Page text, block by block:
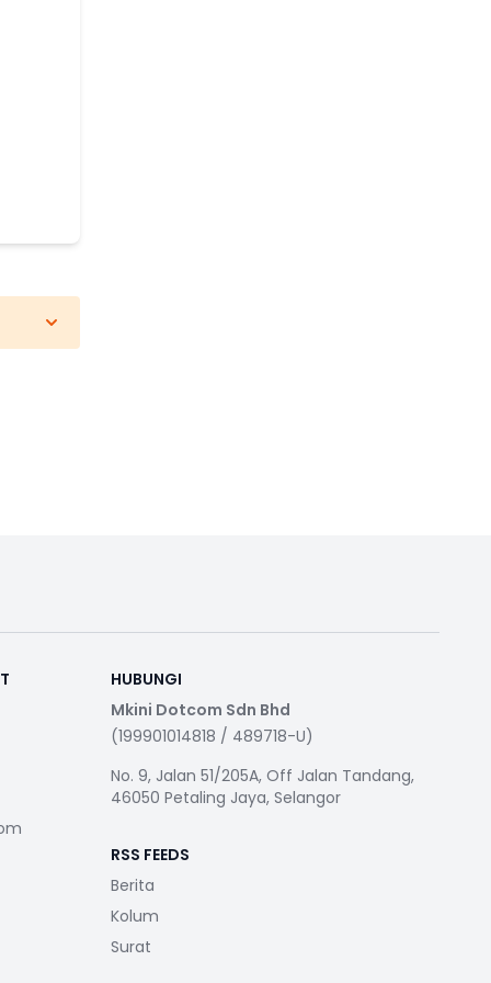
HUBUNGI
Mkini Dotcom Sdn Bhd
(199901014818 / 489718-U)
No. 9, Jalan 51/205A, Off Jalan Tandang,
46050 Petaling Jaya, Selangor
RSS FEEDS
Berita
Kolum
Surat